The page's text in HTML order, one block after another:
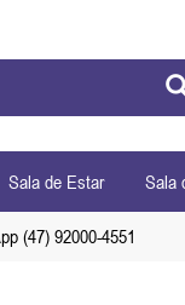
Sala de Estar Sala
(47) 92000-4551